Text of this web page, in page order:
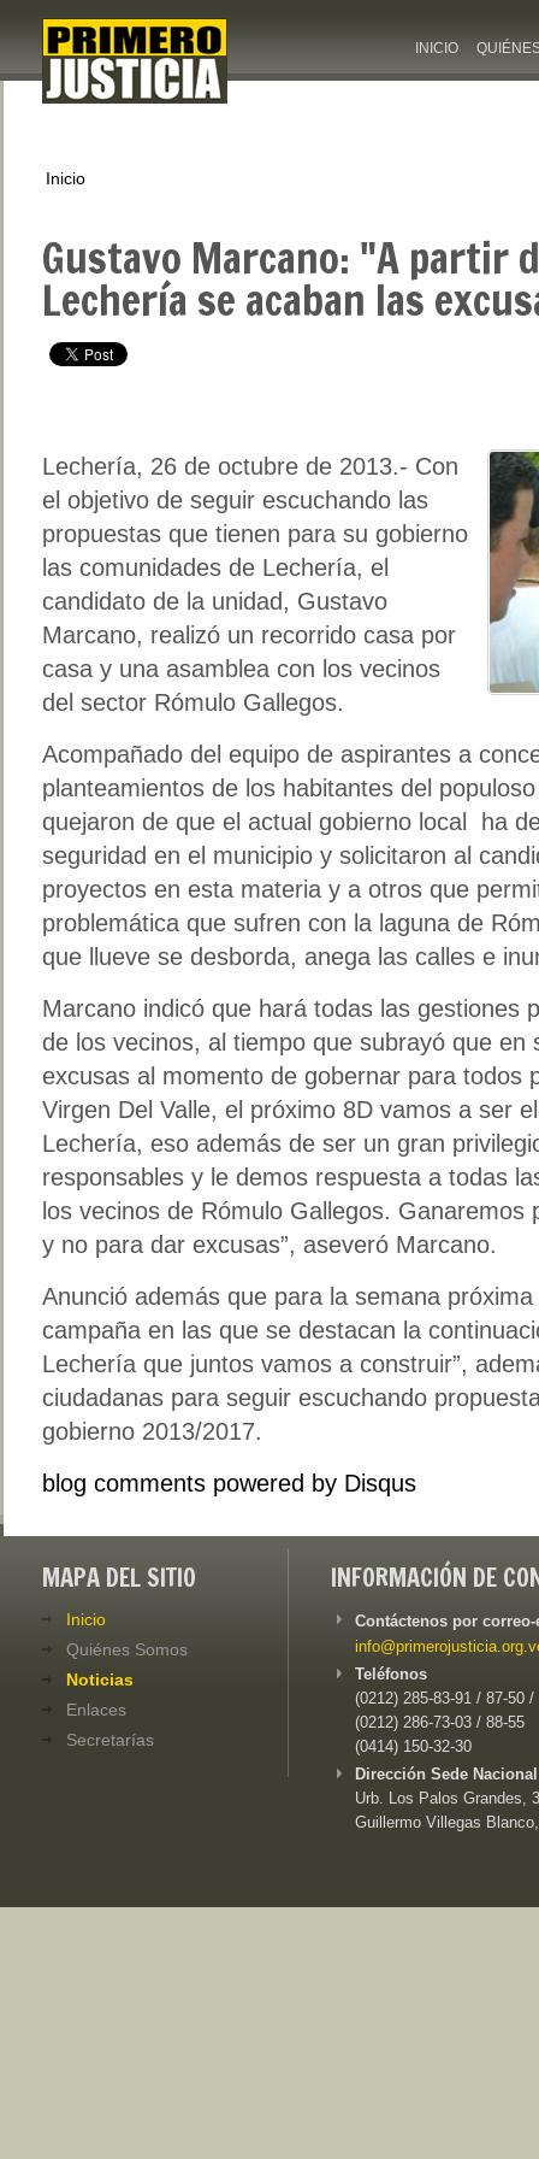
INICIO
Inicio
Gustavo Marcano: "A partir
Lechería se acaban las
Lechería, 26 de octubre de 2013.- Con
el objetivo de seguir escuchando las
propuestas que tienen para su gobierno
las comunidades de Lechería, el
candidato de la unidad, Gustavo
Marcano, realizó un recorrido casa por
casa y una asamblea con los vecinos
del sector Rómulo Gallegos.
Acompañado del equipo de aspirantes a
planteamientos de los habitantes del
quejaron de que el actual gobierno local ha
seguridad en el municipio y solicitaron al
proyectos en esta materia y a otros que
problemática que sufren con la laguna de
que llueve se desborda, anega las calles e
Marcano indicó que hará todas las gestiones
de los vecinos, al tiempo que subrayó que en
excusas al momento de gobernar para todos
Virgen Del Valle, el próximo 8D vamos a ser
Lechería, eso además de ser un gran
responsables y le demos respuesta a todas
los vecinos de Rómulo Gallegos. Ganaremos
y no para dar excusas”, aseveró Marcano.
Anunció además que para la semana
campaña en las que se destacan la
Lechería que juntos vamos a construir”,
ciudadanas para seguir escuchando
gobierno 2013/2017.
blog comments powered by Disqus
MAPA DEL SITIO
Inicio
Quiénes Somos
Noticias
Enlaces
Secretarías
INFORMACIÓN DE
Contáctenos por
Teléfonos
(0212) 285-83-91 / 87-50 /
(0212) 286-73-03 / 88-55
(0414) 150-32-30
Dirección Sede
Urb. Los Palos Grandes,
Guillermo Villegas